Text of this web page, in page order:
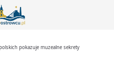
pokazuje muzealne sekrety